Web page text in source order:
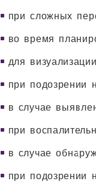
при сложных
во время
для
при подозрении
в случае
при
в случае
при подозрении